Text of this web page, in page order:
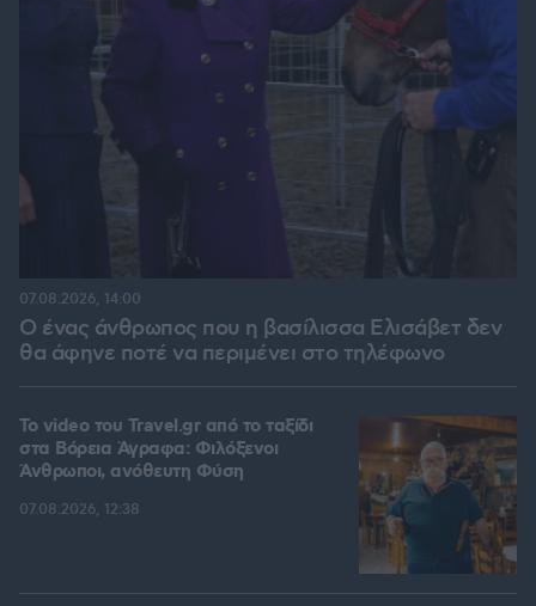
Ο ένας άνθρωπος που η βασίλισσα Ελισάβετ δεν
θα άφηνε ποτέ να περιμένει στο τηλέφωνο
07.08.2026, 14:00
To video του Travel.gr από το ταξίδι
στα Βόρεια Άγραφα: Φιλόξενοι
Άνθρωποι, ανόθευτη Φύση
07.08.2026, 12:38